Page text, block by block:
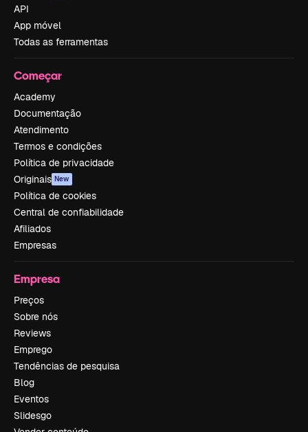
API
App móvel
Todas as ferramentas
Começar
Academy
Documentação
Atendimento
Termos e condições
Política de privacidade
Originais New
Política de cookies
Central de confiabilidade
Afiliados
Empresas
Empresa
Preços
Sobre nós
Reviews
Emprego
Tendências de pesquisa
Blog
Eventos
Slidesgo